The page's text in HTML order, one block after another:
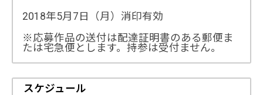
2018年5月7日（月）消印有効
※応募作品の送付は配達証明書のある郵便ま
たは宅急便とします。持参は受付ません。
スケジュール